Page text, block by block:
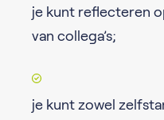
je kunt reflecteren
van collega’s;
je kunt zowel